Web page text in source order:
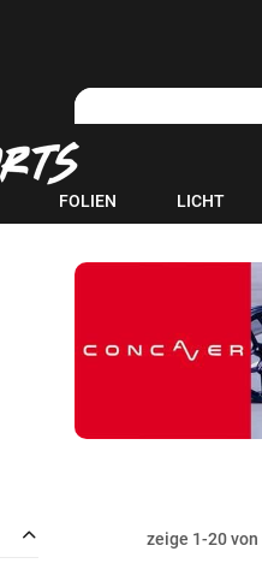
FOLIEN LICHT
zeige 1-20von